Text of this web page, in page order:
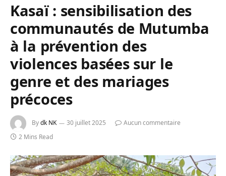
Kasaï : sensibilisation des
communautés de Mutumba
à la prévention des
violences basées sur le
genre et des mariages
précoces
Bydk NK 30 juillet 2025
Aucun commentaire
2 Mins Read